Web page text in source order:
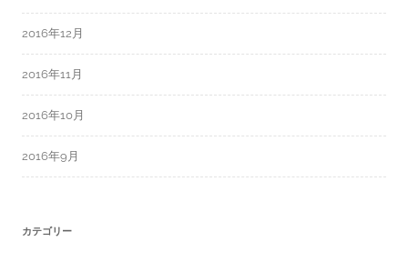
2016年12月
2016年11月
2016年10月
2016年9月
カテゴリー